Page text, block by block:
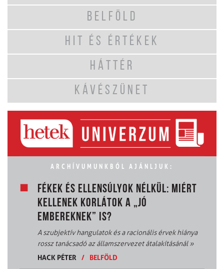
BELFÖLD
HIT ÉS ÉRTÉKEK
HÁTTÉR
KÁVÉSZÜNET
ARCHÍVUMUNKBÓL AJÁNLJUK:
FÉKEK ÉS ELLENSÚLYOK NÉLKÜL: MIÉRT
KELLENEK KORLÁTOK A „JÓ
EMBEREKNEK” IS?
A szubjektív hangulatok és a racionális érvek hiánya
rossz tanácsadó az államszervezet átalakításánál»
HACK PÉTER
/ BELFÖLD